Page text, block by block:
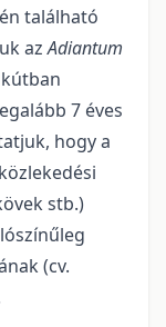
talál­ható
azAdiantum
7 éves
hogy a
stb.)
(cv.